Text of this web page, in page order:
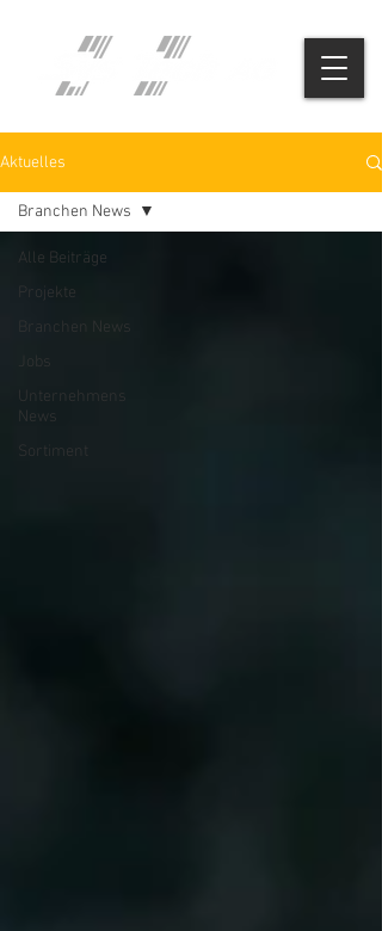
Aktuelles
Alle Beiträge
Projekte
Branchen News
Unternehmens
News
Sortiment
Branchen News